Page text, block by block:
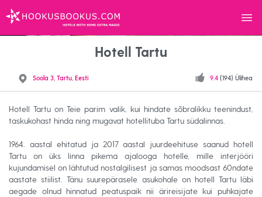
HOOKUSBOOKUS.COM
Hotell Tartu
Soola 3, Tartu, Eesti 9.4 (194) Ülihea
Hotell Tartu on Teie parim valik, kui hindate sõbralikku teenindust,
taskukohast hinda ning mugavat hotellituba Tartu südalinnas.
1964. aastal ehitatud ja 2017 aastal juurdeehituse saanud hotell
Tartu on üks linna pikema ajalooga hotelle, mille interjööri
kujundamisel on lähtutud nostalgilisest ja samas moodsast 60ndate
aastate stiilist. Tänu suurepärasele asukohale on hotell Tartu läbi
aegade olnud hinnatud peatuspaik nii ärireisijate kui puhkajate